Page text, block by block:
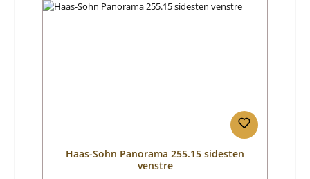
Haas-Sohn Panorama 255.15 sidesten
venstre